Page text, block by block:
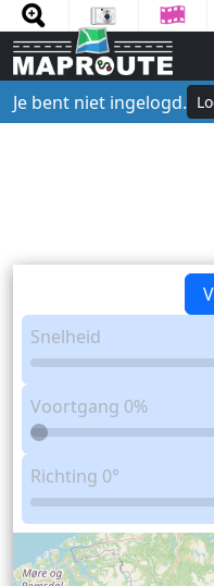
Je bent niet ingelogd.
Snelheid
Voortgang 0%
Richting 0°